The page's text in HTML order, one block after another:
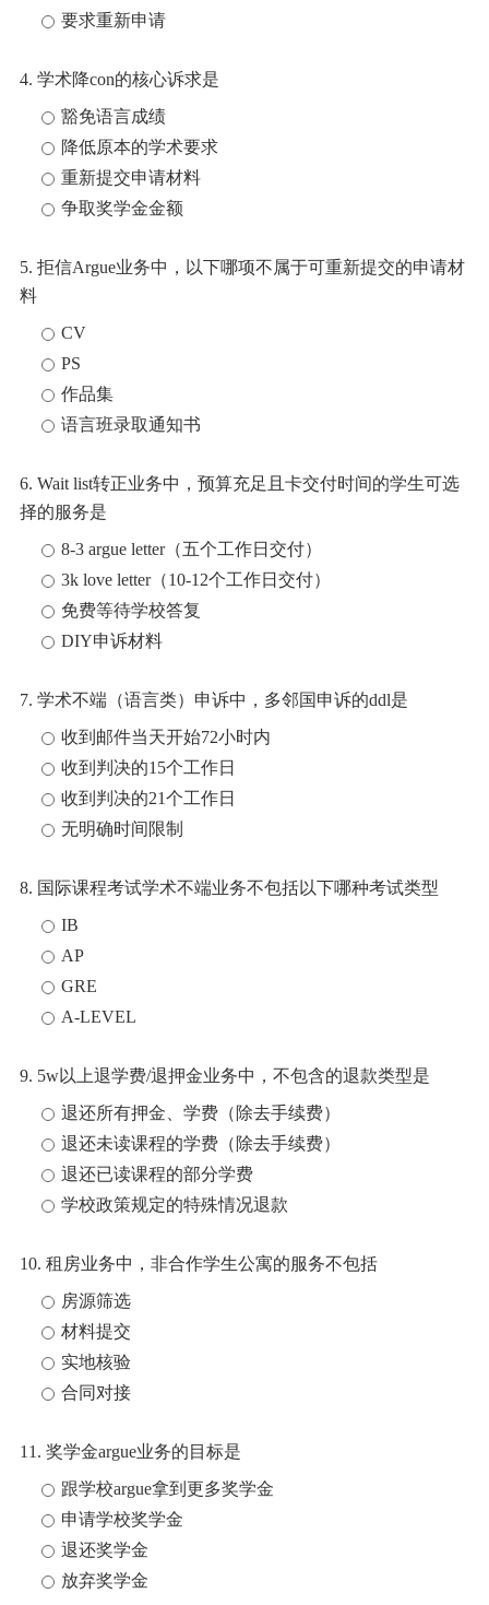
要求重新申请
4. 学术降con的核心诉求是
豁免语言成绩
降低原本的学术要求
重新提交申请材料
争取奖学金金额
5. 拒信Argue业务中，以下哪项不属于可重新提交的申请材
料
CV
PS
作品集
语言班录取通知书
6. Wait list转正业务中，预算充足且卡交付时间的学生可选
择的服务是
8-3 argue letter（五个工作日交付）
3k love letter（10-12个工作日交付）
免费等待学校答复
DIY申诉材料
7. 学术不端（语言类）申诉中，多邻国申诉的ddl是
收到邮件当天开始72小时内
收到判决的15个工作日
收到判决的21个工作日
无明确时间限制
8. 国际课程考试学术不端业务不包括以下哪种考试类型
IB
AP
GRE
A-LEVEL
9. 5w以上退学费/退押金业务中，不包含的退款类型是
退还所有押金、学费（除去手续费）
退还未读课程的学费（除去手续费）
退还已读课程的部分学费
学校政策规定的特殊情况退款
10. 租房业务中，非合作学生公寓的服务不包括
房源筛选
材料提交
实地核验
合同对接
11. 奖学金argue业务的目标是
跟学校argue拿到更多奖学金
申请学校奖学金
退还奖学金
放弃奖学金